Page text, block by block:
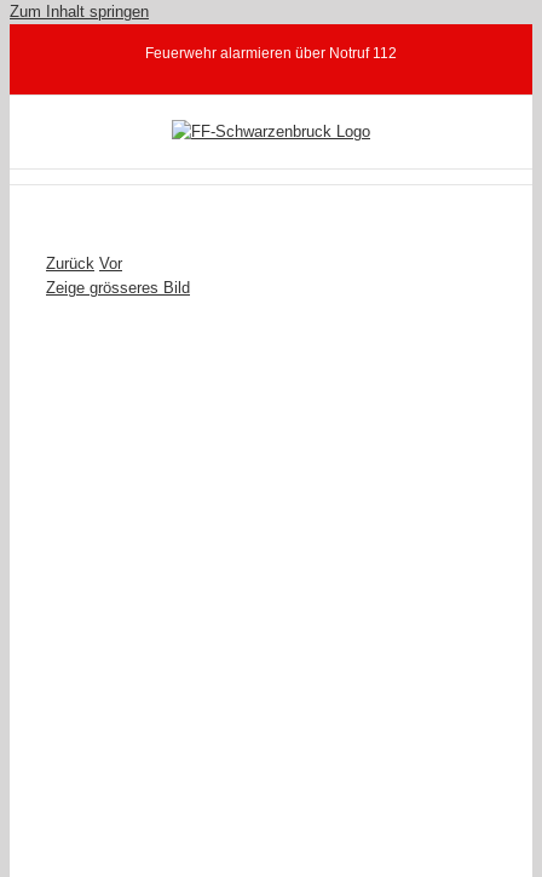
Zum Inhalt springen
Feuerwehr alarmieren über Notruf 112
Zurück Vor
Zeige grösseres Bild